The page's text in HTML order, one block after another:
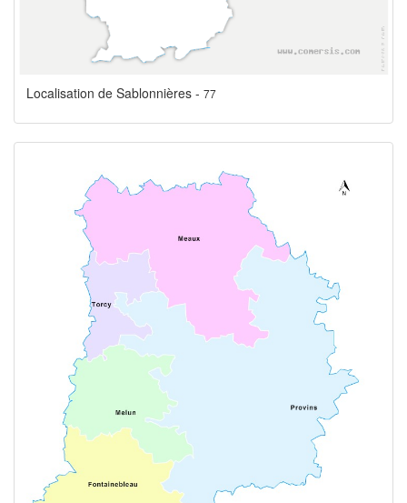
Localisation de Sablonnières - 77